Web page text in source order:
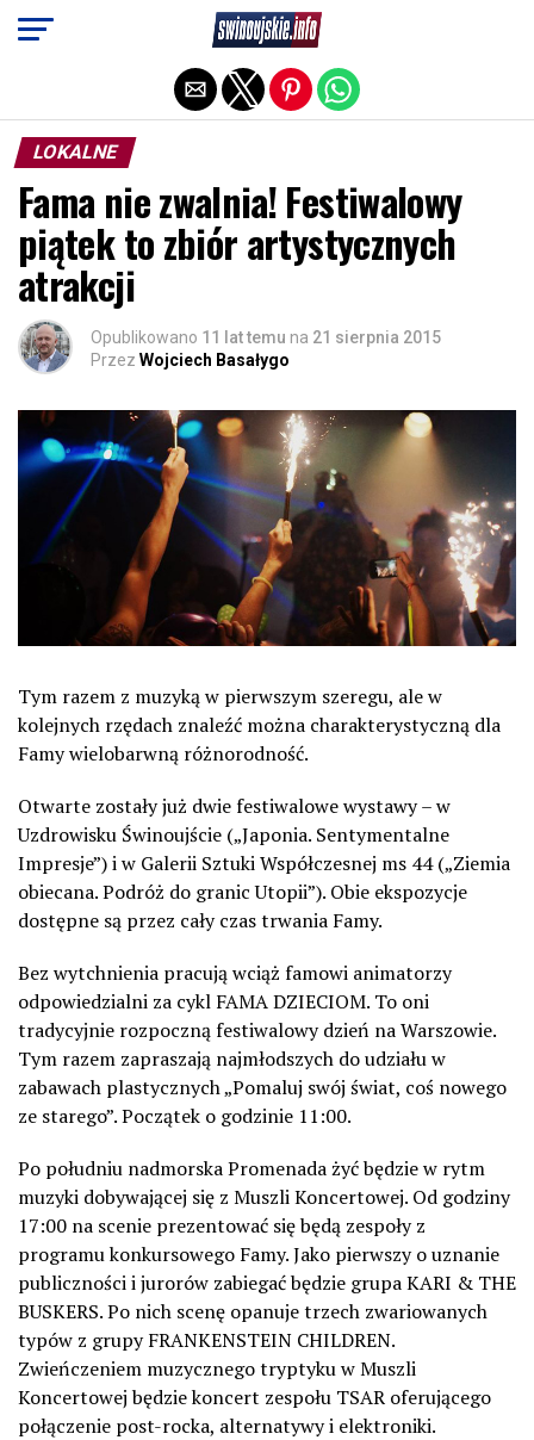
LOKALNE
Fama nie zwalnia! Festiwalowy
piątek to zbiór artystycznych
atrakcji
Opublikowano 11 lat temu na 21 sierpnia 2015
Przez Wojciech Basałygo
Tym razem z muzyką w pierwszym szeregu, ale w
kolejnych rzędach znaleźć można charakterystyczną dla
Famy wielobarwną różnorodność.
Otwarte zostały już dwie festiwalowe wystawy – w
Uzdrowisku Świnoujście („Japonia. Sentymentalne
Impresje”) i w Galerii Sztuki Współczesnej ms 44 („Ziemia
obiecana. Podróż do granic Utopii”). Obie ekspozycje
dostępne są przez cały czas trwania Famy.
Bez wytchnienia pracują wciąż famowi animatorzy
odpowiedzialni za cykl FAMA DZIECIOM. To oni
tradycyjnie rozpoczną festiwalowy dzień na Warszowie.
Tym razem zapraszają najmłodszych do udziału w
zabawach plastycznych „Pomaluj swój świat, coś nowego
ze starego”. Początek o godzinie 11:00.
Po południu nadmorska Promenada żyć będzie w rytm
muzyki dobywającej się z Muszli Koncertowej. Od godziny
17:00 na scenie prezentować się będą zespoły z
programu konkursowego Famy. Jako pierwszy o uznanie
publiczności i jurorów zabiegać będzie grupa KARI & THE
BUSKERS. Po nich scenę opanuje trzech zwariowanych
typów z grupy FRANKENSTEIN CHILDREN.
Zwieńczeniem muzycznego tryptyku w Muszli
Koncertowej będzie koncert zespołu TSAR oferującego
połączenie post-rocka, alternatywy i elektroniki.
Exit mobile version